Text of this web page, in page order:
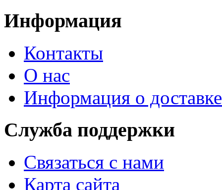
Информация
Контакты
О нас
Информация о доставке
Служба поддержки
Связаться с нами
Карта сайта